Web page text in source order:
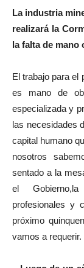
La industria
realizará la
la falta de mano
El trabajo para el
es mano de
especializada y
las necesidades
capital humano
nosotros
sentado a la
el Gobierno,la
profesionales y
próximo
vamos a requerir.